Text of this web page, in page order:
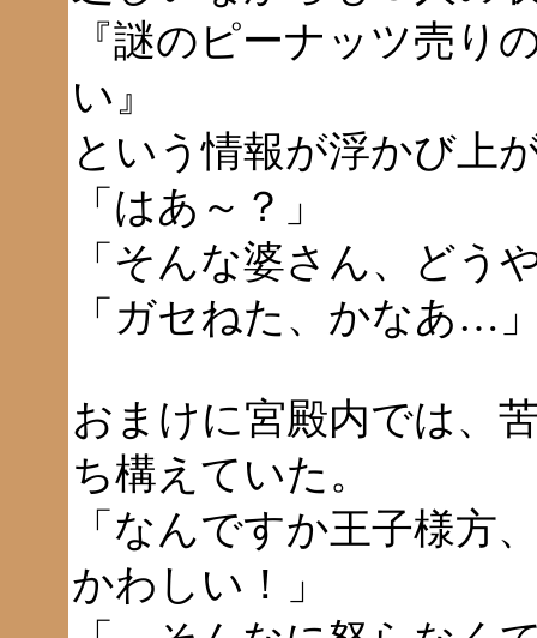
『謎のピーナッツ売り
い』
という情報が浮かび上
「はあ～？」
「そんな婆さん、どう
「ガセねた、かなあ…
おまけに宮殿内では、
ち構えていた。
「なんですか王子様方
かわしい！」